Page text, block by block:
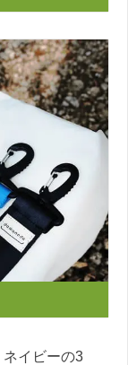
イビーの3